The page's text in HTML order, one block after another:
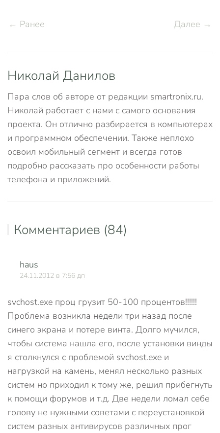
← Ранее Далее →
Николай Данилов
Пара слов об авторе от редакции smartronix.ru.
Николай работает с нами с самого основания
проекта. Он отлично разбирается в компьютерах
и программном обеспечении. Также неплохо
освоил мобильный сегмент и всегда готов
подробно рассказать про особенности работы
телефона и приложений.
Комментариев (84)
haus
24.11.2012 в 7:56 дп
svchost.exe проц грузит 50-100 процентов!!!!!!
Проблема возникла недели три назад после
синего экрана и потере винта. Долго мучился,
чтобы система нашла его, после установки винды
я столкнулся с проблемой svchost.exe и
нагрузкой на камень, менял несколько разных
систем но приходил к тому же, решил прибегнуть
к помощи форумов и т.д. Две недели ломал себе
голову не нужными советами с переустановкой
систем разных антивирусов различных прог